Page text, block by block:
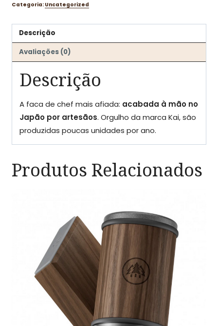
Premier
de
Chef
nas
2
medidas
Categoria: Uncategorized
Descrição
Avaliações (0)
Descrição
A faca de chef mais afiada: acabada à mão no
Japão por artesãos. Orgulho da marca Kai, são
produzidas poucas unidades por ano.
Produtos Relacionados